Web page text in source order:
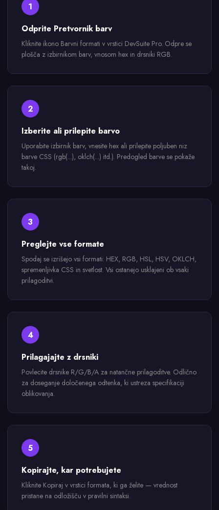
1
Odprite Pretvornik barv
Kliknite ikono Barvni formati v vrstici DevSuite Pro. Odpre se
plošča z izbirnikom barv, vnosom hex in drsniki RGB.
2
Izberite ali prilepite barvo
Uporabite izbirnik barv, vnesite hex ali prilepite poljuben niz
barve CSS (rgb(...), oklch(...) itd.). Predogled barve se pokaže
takoj.
3
Preglejte vse formate
Spodaj se izrišejo vsi formati: HEX, RGB, HSL, HSV, OKLCH,
spremenljivka CSS in svetlost. Vsi ostanejo usklajeni ob vsaki
prilagoditvi.
4
Prilagajajte z drsniki
Povlecite drsnike R/G/B/A za natančne prilagoditve. Odlično
za doseganje določenega odtenka, ki ustreza specifikaciji
oblikovanja.
5
Kopirajte, kar potrebujete
Kliknite Kopiraj v vrstici formata, ki ga želite — vrednost
pristane na odložišču v pravilni sintaksi.